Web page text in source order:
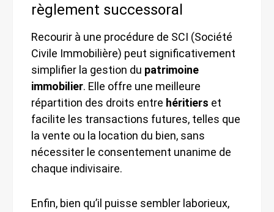
règlement successoral
Recourir à une procédure de SCI (Société
Civile Immobilière) peut significativement
simplifier la gestion du patrimoine
immobilier. Elle offre une meilleure
répartition des droits entre héritiers et
facilite les transactions futures, telles que
la vente ou la location du bien, sans
nécessiter le consentement unanime de
chaque indivisaire.
Enfin, bien qu’il puisse sembler laborieux,